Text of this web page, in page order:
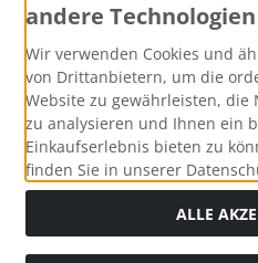
Zahlungsmethoden
Social Media
andere Technologien
Wir verwenden Cookies und
von Drittanbietern, um die
Website zu gewährleisten, die
zu analysieren und Ihnen ein
Einkaufserlebnis bieten zu
finden Sie in unserer
ALLE